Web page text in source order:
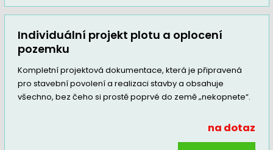
Individuální projekt plotu a oplocení
pozemku
Kompletní projektová dokumentace, která je připravená
pro stavební povolení a realizaci stavby a obsahuje
všechno, bez čeho si prostě poprvé do země „nekopnete“.
na dotaz